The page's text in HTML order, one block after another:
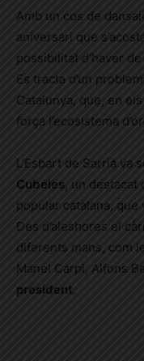
Amb un cos de
aniversari que
possibilitat d’haver de
Es tracta d’un
Catalunya, que, en
força l’ecosistema
L’Esbart de Sarrià va
Cubeles , un
popular catalana, que
Des d’aleshores el
diferents mans, com
Manel Carpi, Alfons
president